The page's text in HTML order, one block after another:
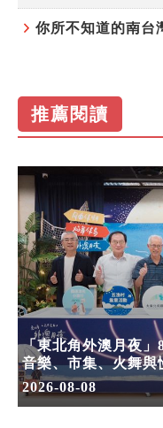
你所不知道的南台
推薦閱讀
「東北角外澳月夜」
音樂、市集、火舞與
2026-08-08